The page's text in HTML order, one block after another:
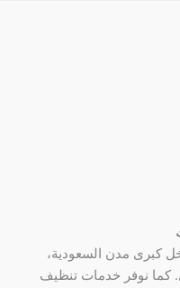
كبرى مدن السعودية،
كما نوفر خدمات تنظيف